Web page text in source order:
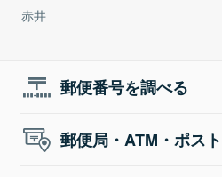
赤井
郵便番号を調べる
郵便局・ATM・ポス